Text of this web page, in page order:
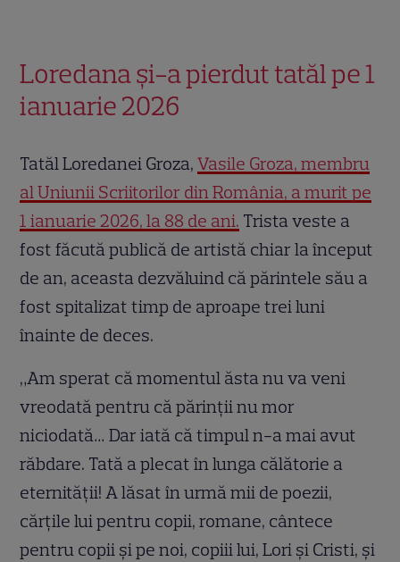
Loredana și-a pierdut tatăl pe 1
ianuarie 2026
Tatăl Loredanei Groza,Vasile Groza, membru
al Uniunii Scriitorilor din România, a murit pe
1 ianuarie 2026, la 88 de ani. Trista veste a
fost făcută publică de artistă chiar la început
de an, aceasta dezvăluind că părintele său a
fost spitalizat timp de aproape trei luni
înainte de deces.
„Am sperat că momentul ăsta nu va veni
vreodată pentru că părinții nu mor
niciodată… Dar iată că timpul n-a mai avut
răbdare. Tată a plecat în lunga călătorie a
eternității! A lăsat în urmă mii de poezii,
cărțile lui pentru copii, romane, cântece
pentru copii și pe noi, copiii lui, Lori și Cristi, și